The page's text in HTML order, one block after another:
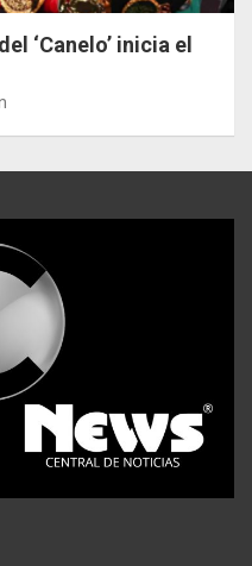
‘Canelo’ inicia el